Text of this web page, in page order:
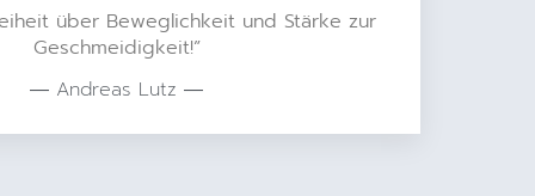
über Beweglichkeit und Stärke zur
Geschmeidigkeit!”
― Andreas Lutz ―